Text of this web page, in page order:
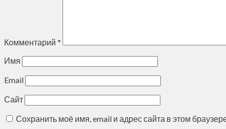
Комментарий *
Имя
Email
Сайт
Сохранить моё имя, email и адрес сайта в этом